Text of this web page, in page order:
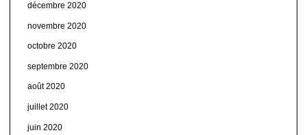
décembre 2020
novembre 2020
octobre 2020
septembre 2020
août 2020
juillet 2020
juin 2020